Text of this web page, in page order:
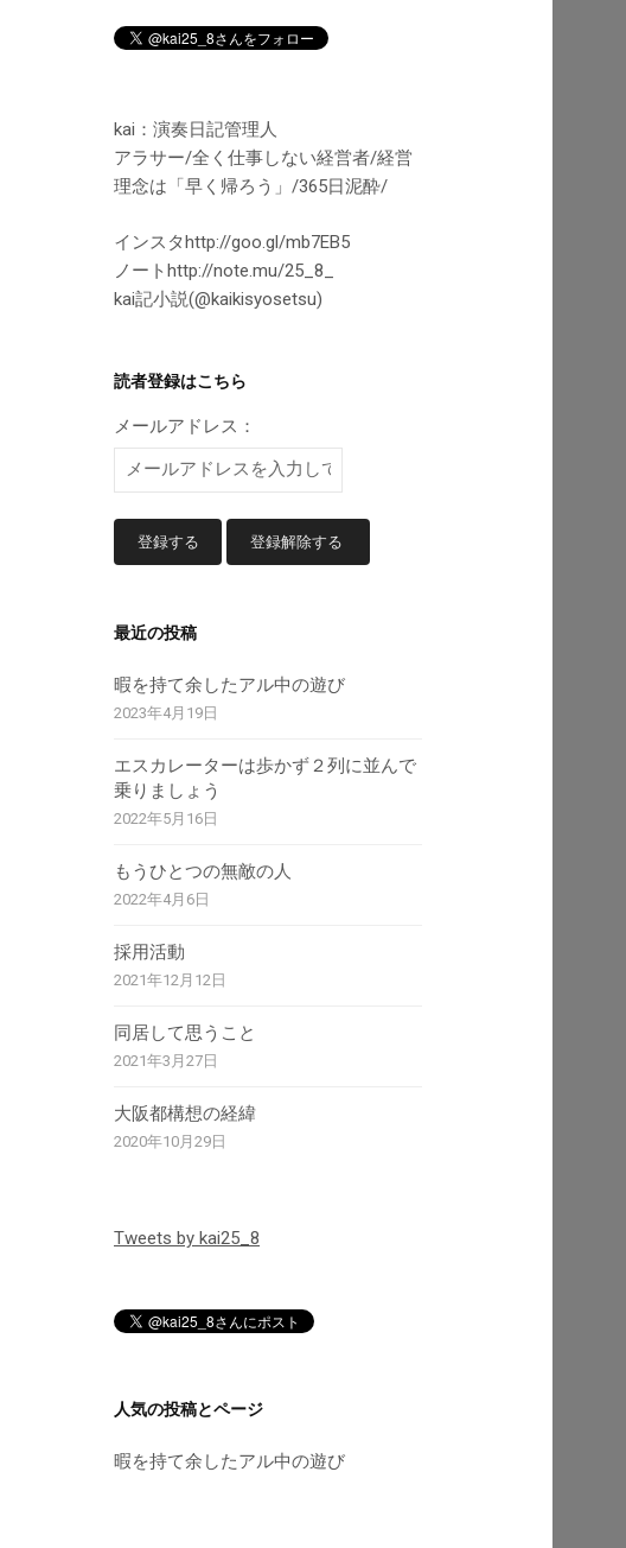
kai：演奏日記管理人
アラサー/全く仕事しない経営者/経営
理念は「早く帰ろう」/365日泥酔/
インスタhttp://goo.gl/mb7EB5
ノートhttp://note.mu/25_8_
kai記小説(@kaikisyosetsu)
読者登録はこちら
メールアドレス：
最近の投稿
暇を持て余したアル中の遊び
2023年4月19日
エスカレーターは歩かず２列に並んで
乗りましょう
2022年5月16日
もうひとつの無敵の人
2022年4月6日
採用活動
2021年12月12日
同居して思うこと
2021年3月27日
大阪都構想の経緯
2020年10月29日
Tweets by kai25_8
人気の投稿とページ
暇を持て余したアル中の遊び